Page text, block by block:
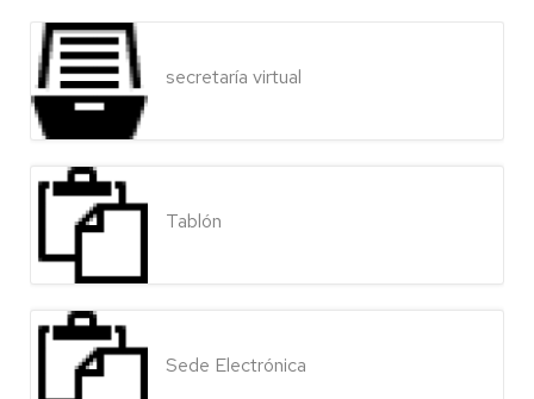
secretaría virtual
Tablón
Sede Electrónica